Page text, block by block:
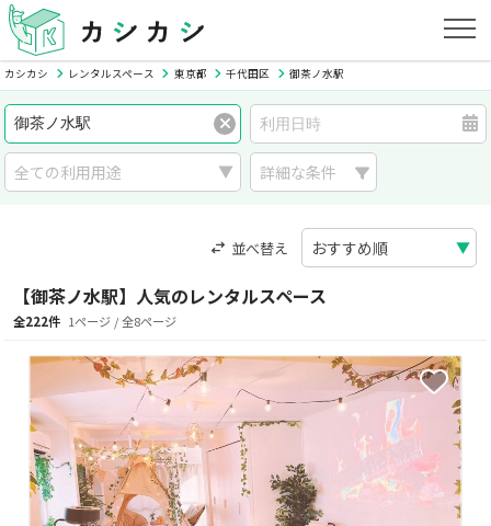
カシカシ レンタルスペース 東京都 千代田区 御茶ノ水駅
詳細な条件
並べ替え
【御茶ノ水駅】人気のレンタルスペース
全222件 1ページ / 全8ページ